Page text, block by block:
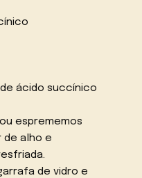
ácido succínico
esprememos
de alho e
de vidro e